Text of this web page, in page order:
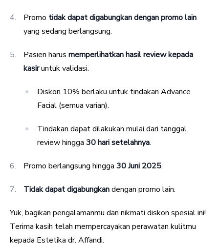
Promo tidak dapat digabungkan dengan promo lain
yang sedang berlangsung.
Pasien harus memperlihatkan hasil review kepada
kasiruntuk validasi.
Diskon 10% berlaku untuk tindakan Advance
Facial (semua varian).
Tindakan dapat dilakukan mulai dari tanggal
review hingga 30 hari setelahnya.
Promo berlangsung hingga 30 Juni 2025.
Tidak dapat digabungkandengan promo lain.
Yuk, bagikan pengalamanmu dan nikmati diskon spesial ini!
Terima kasih telah mempercayakan perawatan kulitmu
kepada Estetika dr. Affandi.